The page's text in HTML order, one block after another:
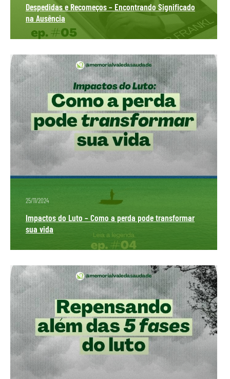
Despedidas e Recomeços – Encontrando Significado
na Ausência
25/11/2024
Impactos do Luto – Como a perda pode transformar
sua vida